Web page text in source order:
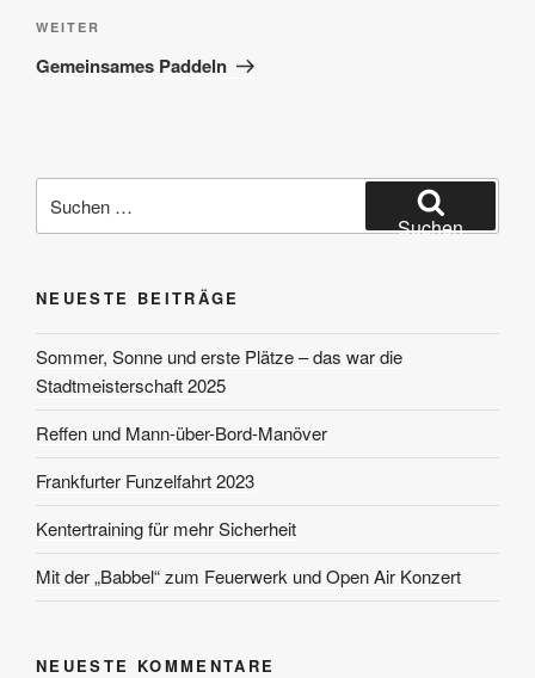
Nächster
Beitrag
WEITER
Gemeinsames Paddeln
nach:
Suchen
NEUESTE BEITRÄGE
Sommer, Sonne und erste Plätze – das war die
Stadtmeisterschaft 2025
Reffen und Mann-über-Bord-Manöver
Frankfurter Funzelfahrt 2023
Kentertraining für mehr Sicherheit
Mit der „Babbel“ zum Feuerwerk und Open Air Konzert
NEUESTE KOMMENTARE